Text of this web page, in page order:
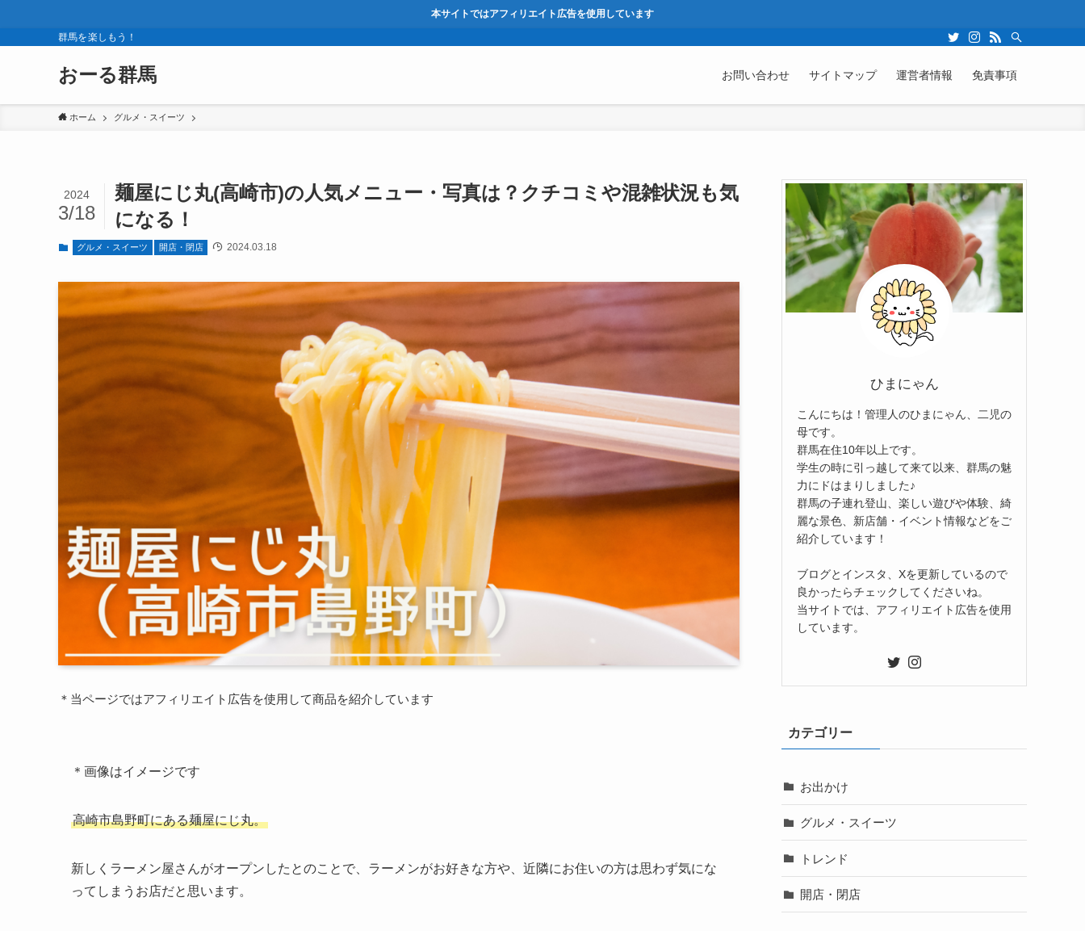
本サイトではアフィリエイト広告を使用しています
群馬を楽しもう！
おーる群馬 お問い合わせ サイトマップ 運営者情報 免責事項
ホーム グルメ・スイーツ
麺屋にじ丸(高崎市)の人気メニュー・写真は？クチコミや混雑状況も気
になる！
2024
3/18
グルメ・スイーツ 開店・閉店 2024.03.18
＊当ページではアフィリエイト広告を使用して商品を紹介しています
＊画像はイメージです
高崎市島野町にある麺屋にじ丸。
新しくラーメン屋さんがオープンしたとのことで、ラーメンがお好きな方や、近隣にお住いの方は思わず気にな
ってしまうお店だと思います。
ひまにゃん
こんにちは！管理人のひまにゃん、二児の
母です。
群馬在住10年以上です。
学生の時に引っ越して来て以来、群馬の魅
力にドはまりしました♪
群馬の子連れ登山、楽しい遊びや体験、綺
麗な景色、新店舗・イベント情報などをご
紹介しています！
ブログとインスタ、Xを更新しているので
良かったらチェックしてくださいね。
当サイトでは、アフィリエイト広告を使用
しています。
カテゴリー
お出かけ
グルメ・スイーツ
トレンド
開店・閉店